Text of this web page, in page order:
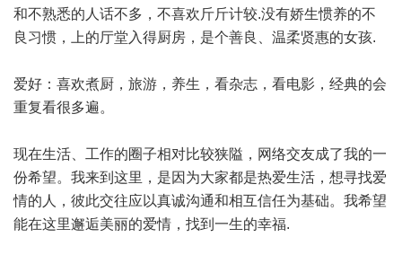
和不熟悉的人话不多，不喜欢斤斤计较.没有娇生惯养的不
良习惯，上的厅堂入得厨房，是个善良、温柔贤惠的女孩.
爱好：喜欢煮厨，旅游，养生，看杂志，看电影，经典的会
重复看很多遍。
现在生活、工作的圈子相对比较狭隘，网络交友成了我的一
份希望。我来到这里，是因为大家都是热爱生活，想寻找爱
情的人，彼此交往应以真诚沟通和相互信任为基础。我希望
能在这里邂逅美丽的爱情，找到一生的幸福.